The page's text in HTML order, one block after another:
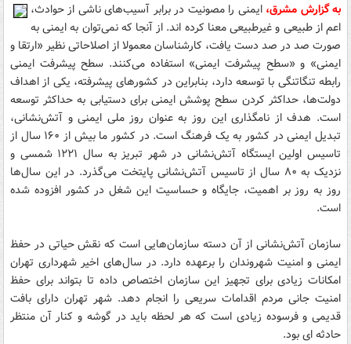
به گزارش مشرق، ایمنی را مصونیت در برابر آسیب‌های ناشی از حوادث،
اعم از طبیعی و غیرطبیعی معنا کرده اند. از آنجا که نمی‌توان به ایمنی به
صورت صد در صد دست یافت، کارشناسان معمولا از اصلاحاتی نظیر «ارتقا و
ایمنی» و «سطح پیشرفت ایمنی» استفاده می‌کنند. سطح پیشرفت ایمنی
رابطه تنگاتنگی با توسعه دارد، بنابراین در کشورهای پیشرفته، یکی از اهداف
دولت‌ها، حداکثر کردن سطح پوشش ایمنی برای دستیابی به حداکثر توسعه
است. هدف از نامگذارى این روز به عنوان روز ملى ایمنى و آتش‌نشانى،
تبدیل ایمنى در کشور به یک فرهنگ است. در کشور ما بیش از ۱۶۰ سال از
تاسیس اولین ایستگاه آتش‌نشانی در شهر تبریز به سال ۱۲۲۱ شمسی و
نزدیک به ۸۰ سال از تاسیس آتش‌نشانی پایتخت می‌گذرد. در این سال‌ها
روز به روز بر اهمیت، جایگاه و حساسیت این شغل در کشور افزوده شده
است.
سازمان آتش‌نشانی از آن دسته سازمان‌هایی است که نقش حیاتی در حفظ
ایمنی و امنیت شهروندان را برعهده دارد. در سال‌های اخیر شهرداری تهران
امکانات زیادی برای تجهیز این سازمان اختصاص داده تا بتواند برای حفظ
امنیت جانی مردم اقدامات سریعی را انجام دهد. شهر تهران دارای بافت
قدیمی و فرسوده زیادی است که هر لحظه باید در گوشه و کنار آن منتظر
حادثه ای بود.